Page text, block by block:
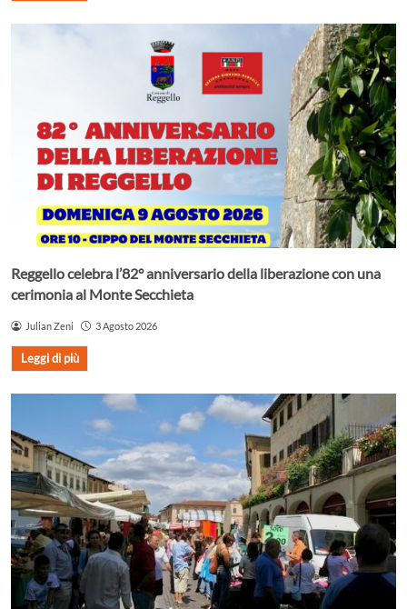
Reggello celebra l’82° anniversario della liberazione con una
cerimonia al Monte Secchieta
Julian Zeni 3 Agosto 2026
Leggi di più